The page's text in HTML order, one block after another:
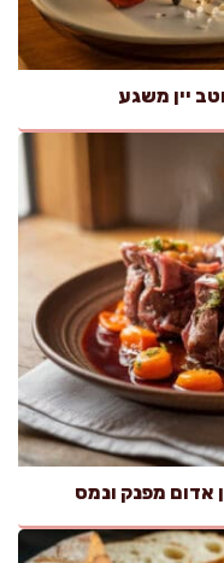
יין משגע
אדום מפנק ונמס